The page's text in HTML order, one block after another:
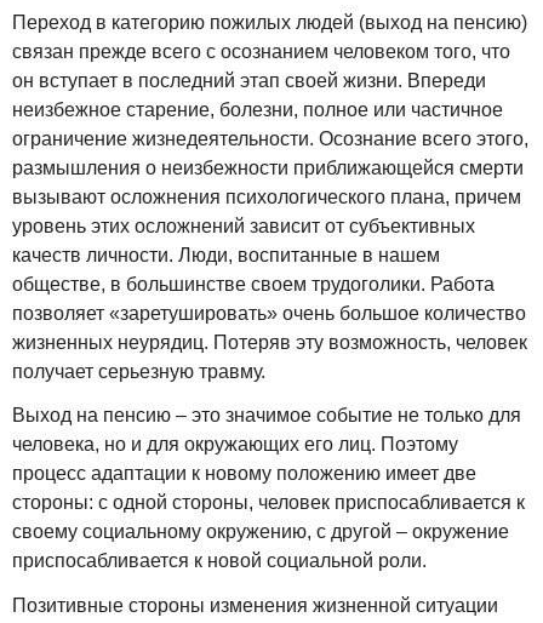
Переход в категорию пожилых людей (выход на пенсию)
связан прежде всего с осознанием человеком того, что
он вступает в последний этап своей жизни. Впереди
неизбежное старение, болезни, полное или частичное
ограничение жизнедеятельности. Осознание всего этого,
размышления о неизбежности приближающейся смерти
вызывают осложнения психологического плана, причем
уровень этих осложнений зависит от субъективных
качеств личности. Люди, воспитанные в нашем
обществе, в большинстве своем трудоголики. Работа
позволяет «заретушировать» очень большое количество
жизненных неурядиц. Потеряв эту возможность, человек
получает серьезную травму.
Выход на пенсию – это значимое событие не только для
человека, но и для окружающих его лиц. Поэтому
процесс адаптации к новому положению имеет две
стороны: с одной стороны, человек приспосабливается к
своему социальному окружению, с другой – окружение
приспосабливается к новой социальной роли.
Позитивные стороны изменения жизненной ситуации